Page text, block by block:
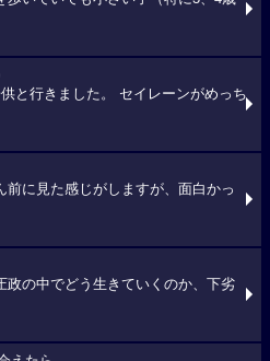
と行きました。 セイレーンがめっち
に見た感じがしますが、面白かっ
政の中でどう生きていくのか、下劣